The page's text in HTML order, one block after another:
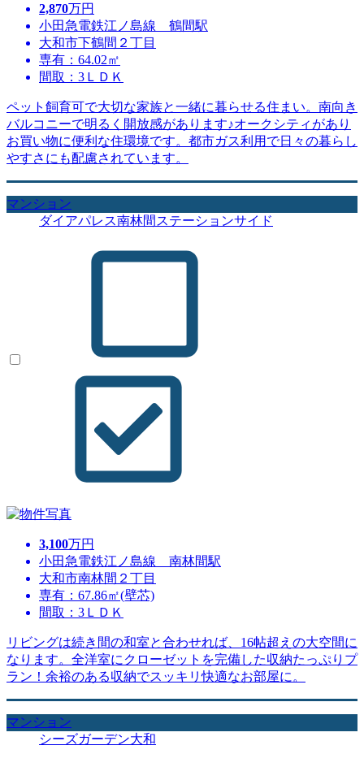
2,870万円
小田急電鉄江ノ島線 鶴間駅
大和市下鶴間２丁目
専有：64.02㎡
間取：3ＬＤＫ
ペット飼育可で大切な家族と一緒に暮らせる住まい。南向き
バルコニーで明るく開放感があります♪オークシティがあり
お買い物に便利な住環境です。都市ガス利用で日々の暮らし
やすさにも配慮されています。
マンション
ダイアパレス南林間ステーションサイド
3,100万円
小田急電鉄江ノ島線 南林間駅
大和市南林間２丁目
専有：67.86㎡(壁芯)
間取：3ＬＤＫ
リビングは続き間の和室と合わせれば、16帖超えの大空間に
なります。全洋室にクローゼットを完備した収納たっぷりプ
ラン！余裕のある収納でスッキリ快適なお部屋に。
マンション
シーズガーデン大和